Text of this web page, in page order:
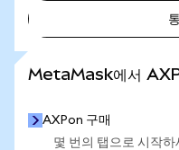
MetaMask에서
AXPon 구매
몇 번의 탭으로 시작하